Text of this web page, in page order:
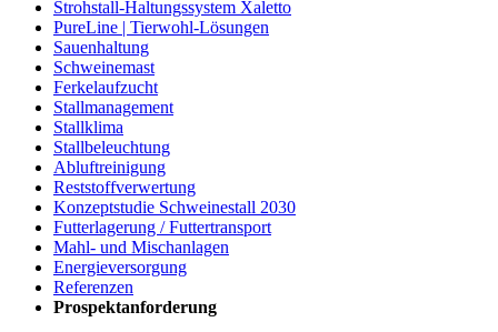
Strohstall-Haltungssystem Xaletto
PureLine | Tierwohl-Lösungen
Sauenhaltung
Schweinemast
Ferkelaufzucht
Stallmanagement
Stallklima
Stallbeleuchtung
Abluftreinigung
Reststoffverwertung
Konzeptstudie Schweinestall 2030
Futterlagerung / Futtertransport
Mahl- und Mischanlagen
Energieversorgung
Referenzen
Prospektanforderung